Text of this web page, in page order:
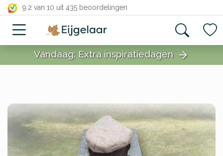
9.2 van 10 uit 435 beoordelingen
close
Vandaag: Extra inspiratiedagen arrow_forward